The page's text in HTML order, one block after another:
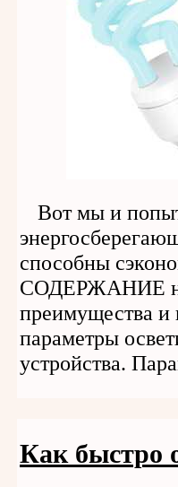
Вот мы и
способны
СОДЕРЖАНИЕ
преимущества и
параметры
устройства.
Как быстро